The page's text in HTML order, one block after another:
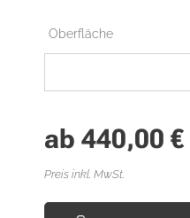
Oberfläche
ab 440,00 €
Preis inkl. MwSt.